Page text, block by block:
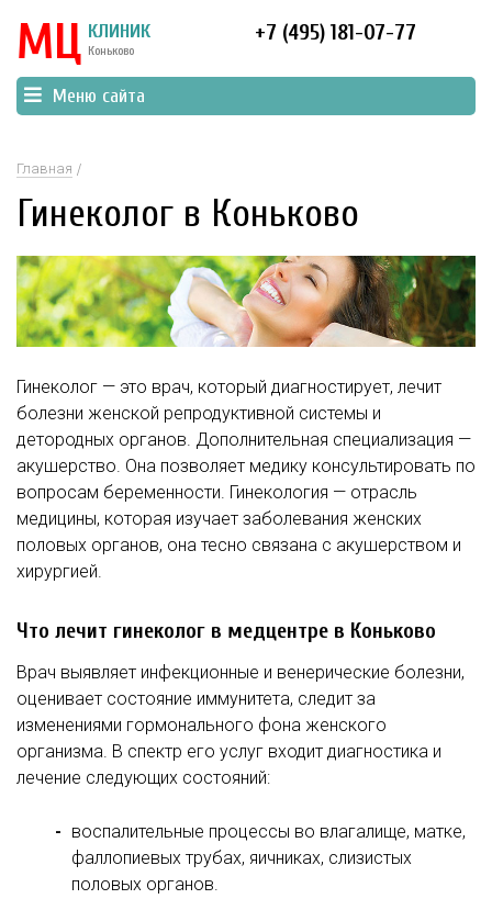
МЦ КЛИНИК
Коньково
+7 (495) 181-07-77
Меню сайта
Главная
Гинеколог в Коньково
Гинеколог — это врач, который диагностирует, лечит
болезни женской репродуктивной системы и
детородных органов. Дополнительная специализация —
акушерство. Она позволяет медику консультировать по
вопросам беременности. Гинекология — отрасль
медицины, которая изучает заболевания женских
половых органов, она тесно связана с акушерством и
хирургией.
Что лечит гинеколог в медцентре в Коньково
Врач выявляет инфекционные и венерические болезни,
оценивает состояние иммунитета, следит за
изменениями гормонального фона женского
организма. В спектр его услуг входит диагностика и
лечение следующих состояний:
воспалительные процессы во влагалище, матке,
фаллопиевых трубах, яичниках, слизистых
половых органов.